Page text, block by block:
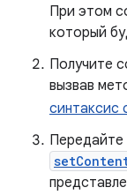
При этом
который
Получите
вызвав
синтаксис
Передайте